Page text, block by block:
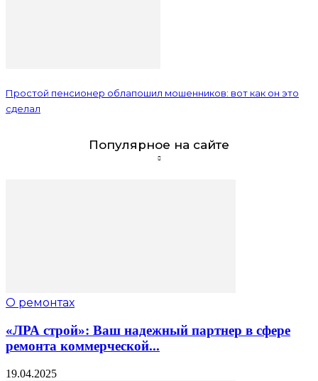
Простой пенсионер облапошил мошенников: вот как он это
сделал
Популярное на сайте
О ремонтах
«ЛРА строй»: Ваш надежный партнер в сфере
ремонта коммерческой...
19.04.2025